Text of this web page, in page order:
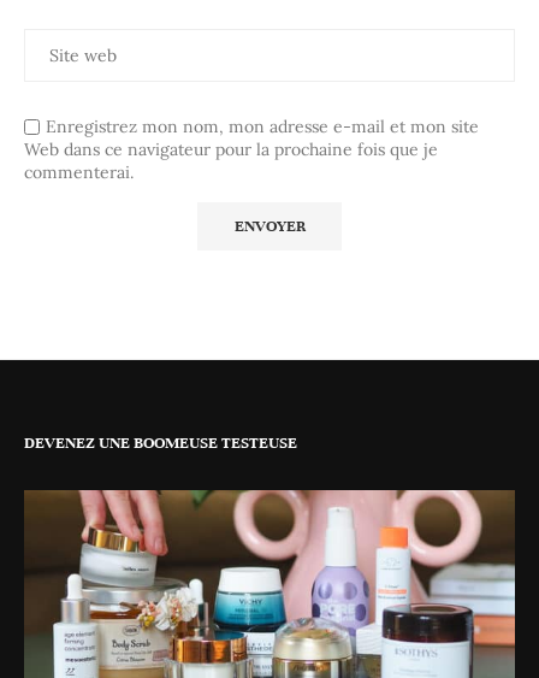
Enregistrez mon nom, mon adresse e-mail et mon site
Web dans ce navigateur pour la prochaine fois que je
commenterai.
DEVENEZ UNE BOOMEUSE TESTEUSE